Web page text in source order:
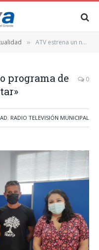
» ATV estrena un nuevo programa de yoga: «Salud y Bienestar»
programa de
0
, RADIO TELEVISIÓN MUNICIPAL